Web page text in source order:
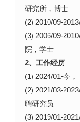
研究所，博士
(2) 2010/09-
(3) 2006/09-
院，学士
2、工作经历
(1) 2024/01-今
(2) 2021/03-
聘研究员
(3) 2019/01-